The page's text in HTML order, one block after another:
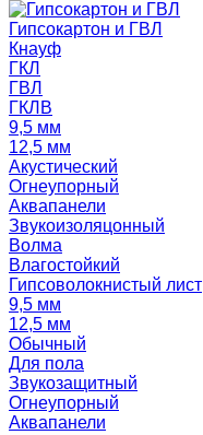
Гипсокартон и ГВЛ
Кнауф
ГКЛ
ГВЛ
ГКЛВ
9,5 мм
12,5 мм
Акустический
Огнеупорный
Аквапанели
Звукоизоляцонный
Волма
Влагостойкий
Гипсоволокнистый лист
9,5 мм
12,5 мм
Обычный
Для пола
Звукозащитный
Огнеупорный
Аквапанели